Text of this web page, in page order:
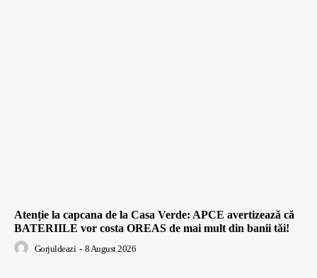
Atenție la capcana de la Casa Verde: APCE avertizează că
BATERIILE vor costa OREAS de mai mult din banii tăi!
Gorjuldeazi - 8 August 2026